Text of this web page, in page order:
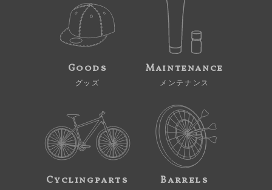
Goods
グッズ
Maintenance
メンテナンス
Cyclingparts Barrels